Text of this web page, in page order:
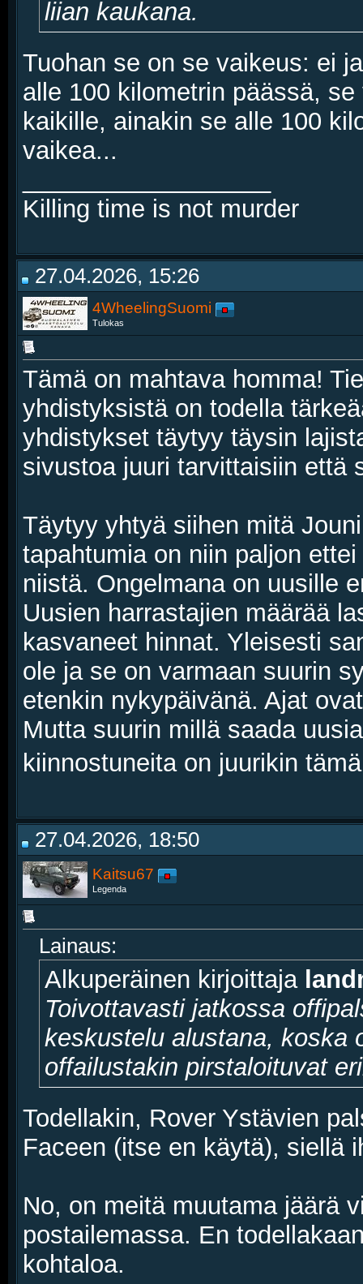
liian kaukana.
Tuohan se on se vaikeus: ei
alle 100 kilometrin päässä,
kaikille, ainakin se alle 100
vaikea...
Killing time is not murder
27.04.2026, 15:26
4WheelingSuomi
Tulokas
Tämä on mahtava homma!
yhdistyksistä on todella
yhdistykset täytyy täysin
sivustoa juuri tarvittaisiin että
Täytyy yhtyä siihen mitä
tapahtumia on niin paljon
niistä. Ongelmana on uusille
Uusien harrastajien määrää
kasvaneet hinnat. Yleisesti
ole ja se on varmaan suurin
etenkin nykypäivänä. Ajat
Mutta suurin millä saada
kiinnostuneita on juurikin
27.04.2026, 18:50
Kaitsu67
Legenda
Lainaus:
Alkuperäinen kirjoittaja
Toivottavasti jatkossa
keskustelu alustana, koska
offailustakin pirstaloituvat
Todellakin, Rover Ystävien
Faceen (itse en käytä), siellä
No, on meitä muutama jäärä
postailemassa. En
kohtaloa.